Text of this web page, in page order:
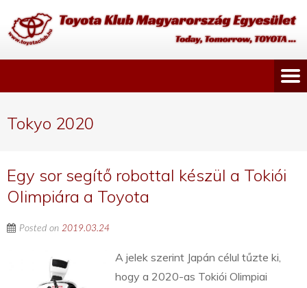
Tokyo 2020
Egy sor segítő robottal készül a Tokiói
Olimpiára a Toyota
Posted on 2019.03.24
A jelek szerint Japán célul tűzte ki,
hogy a 2020-as Tokiói Olimpiai